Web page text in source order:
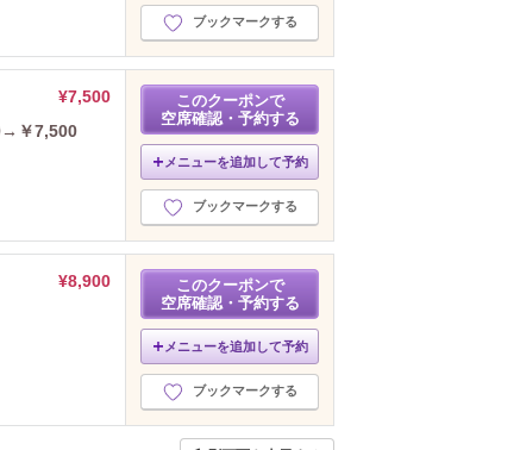
ブックマークする
¥7,500
￥7,500
このクーポンで
空席確認・予約する
メニューを追加して予約
ブックマークする
¥8,900
このクーポンで
空席確認・予約する
メニューを追加して予約
ブックマークする